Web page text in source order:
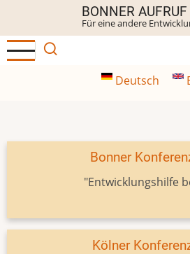
Inhalt
BONNER AUFRUF
Für eine andere
Deutsch
Bonner
"Entwicklungshilfe
Kölner